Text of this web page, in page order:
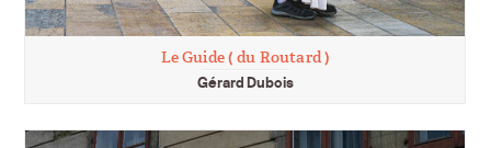
Le Guide ( du Routard )
Gérard Dubois